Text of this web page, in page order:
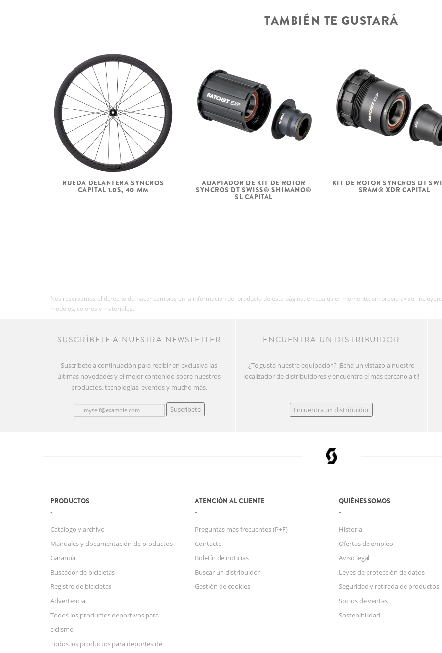
TAMBIÉN TE GUSTARÁ
RUEDA DELANTERA SYNCROS
CAPITAL 1.0S, 40 MM
ADAPTADOR DE KIT DE ROTOR
SYNCROS DT SWISS® SHIMANO®
SL CAPITAL
KIT DE ROTOR SYNCROS DT
SRAM® XDR CAPITAL
Nos reservamos el derecho de hacer cambios en la información del producto de esta página, en cualquier momento, sin previo aviso,
modelos, colores y materiales.
SUSCRÍBETE A NUESTRA NEWSLETTER
Suscríbete a continuación para recibir en exclusiva las
últimas novedades y el mejor contenido sobre nuestros
productos, tecnologías, eventos y mucho más.
Suscríbete
ENCUENTRA UN DISTRIBUIDOR
¿Te gusta nuestra equipación? ¡Echa un vistazo a nuestro
localizador de distribuidores y encuentra el más cercano a ti!
Encuentra un distribuidor
PRODUCTOS
Catálogo y archivo
Manuales y documentación de productos
Garantía
Buscador de bicicletas
Registro de bicicletas
Advertencia
Todos los productos deportivos para
ciclismo
Todos los productos para deportes de
ATENCIÓN AL CLIENTE
Preguntas más frecuentes (P+F)
Contacto
Boletín de noticias
Buscar un distribuidor
Gestión de cookies
QUIÉNES SOMOS
Historia
Ofertas de empleo
Aviso legal
Leyes de protección de datos
Seguridad y retirada de productos
Socios de ventas
Sostenibilidad